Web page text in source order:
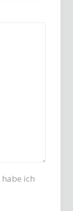
habe ich